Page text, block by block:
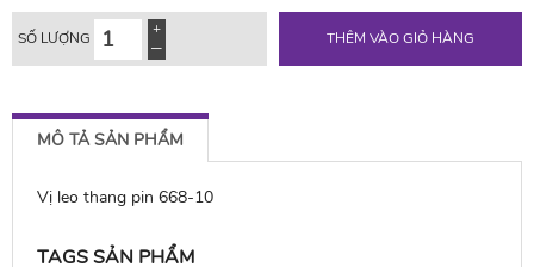
SỐ LƯỢNG THÊM VÀO GIỎ HÀNG
MÔ TẢ SẢN PHẨM
Vị leo thang pin 668-10
TAGS SẢN PHẨM